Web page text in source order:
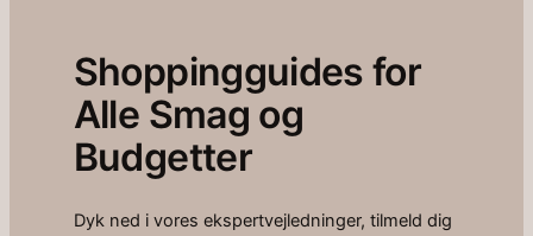
Shoppingguides for
Alle Smag og
Budgetter
Dyk ned i vores ekspertvejledninger, tilmeld dig